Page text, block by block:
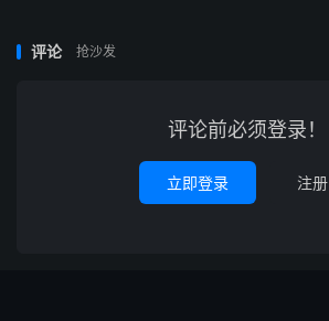
评论 抢沙发
评论前必须登录！
立即登录 注册